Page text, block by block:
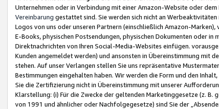
Unternehmen oder in Verbindung mit einer Amazon-Website oder
Vereinbarung gestattet sind. Sie werden sich nicht an
Logos von uns oder unseren Partnern (einschließlich Amazon-
E-Books, physischen Postsendungen, physischen Dokumenten oder in
Direktnachrichten von Ihren Social-Media-Websites einfügen.
Kunden angemeldet werden) und ansonsten in Übereinstimmung mit
stehen. Auf unser Verlangen stellen Sie uns repräsentative
Bestimmungen eingehalten haben. Wir werden die Form und den
Sie die Zertifizierung nicht in Übereinstimmung mit unserer
Klarstellung: (i) Für die Zwecke der geltenden Marketinggesetze (z. B.
von 1991 und ähnlicher oder Nachfolgegesetze) sind Sie der